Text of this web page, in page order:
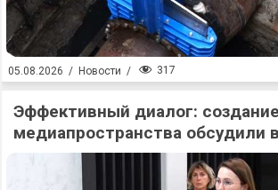
05.08.2026 / Новости / 317
Эффективный диалог:
медиапространства обсудили